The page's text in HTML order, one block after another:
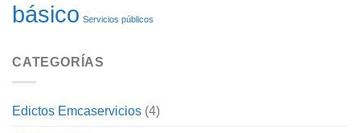
básico Servicios públicos
CATEGORÍAS
Edictos Emcaservicios (4)